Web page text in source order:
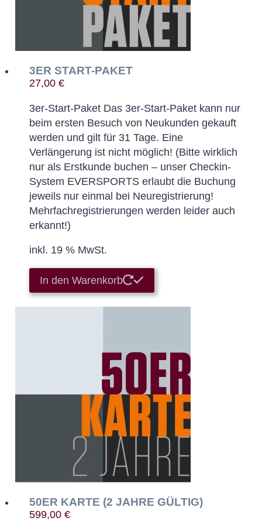
3ER START-PAKET
27,00€
3er-Start-Paket Das 3er-Start-Paket kann nur
beim ersten Besuch von Neukunden gekauft
werden und gilt für 31 Tage. Eine
Verlängerung ist nicht möglich! (Bitte wirklich
nur als Erstkunde buchen – unser Checkin-
System EVERSPORTS erlaubt die Buchung
jeweils nur einmal bei Neuregistrierung!
Mehrfachregistrierungen werden leider auch
erkannt!)
inkl. 19 % MwSt.
In den Warenkorb
50ER KARTE (2 JAHRE GÜLTIG)
599,00€